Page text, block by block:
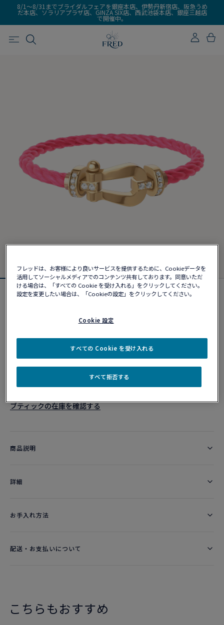
8/1～8/31までブライダルフェアを銀座本店、伊勢丹新宿店、阪急うめ
だ本店、ソラリアプラザ店、GINZA SIX店、西武池袋本店、銀座三越店
で開催中。
フォース10ブレスレット
カスタマイズ
ショッピングバッグに追加
10営業日以内に発送
ブティックの在庫を確認する​
商品説明
詳細​
お手入れ方法
配送・お支払いについて
こちらもおすすめ
フレッドは、お客様により良いサービスを提供するために、Cookieデータを
活用してソーシャルメディアでのコンテンツ共有しております。同意いただ
ける場合は、「すべての Cookie を受け入れる」をクリックしてください。
設定を変更したい場合は、「Cookieの設定」をクリックしてください。
Cookie 設定
すべて拒否する
すべての Cookie を受け入れる